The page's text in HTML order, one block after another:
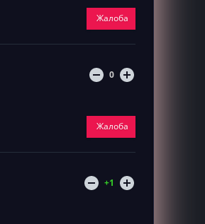
Жалоба
0
Жалоба
+1